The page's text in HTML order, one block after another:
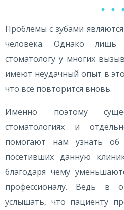
Проблемы с зубами
человека. Однако
стоматологу у многих
имеют неудачный опыт в
что все повторится вновь.
Именно поэтому
стоматологиях и
помогают нам узнать
посетивших данную
благодаря чему
профессионалу. Ведь в
услышать, что пациенту